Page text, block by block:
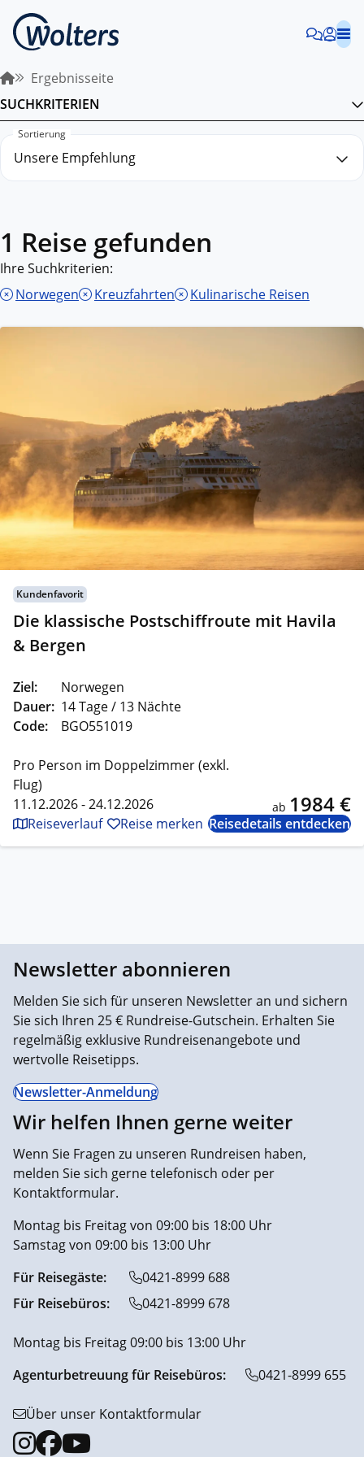
Ergebnisseite
SUCHKRITERIEN
Sortierung
1 Reise gefunden
Ihre Suchkriterien:
Norwegen
Kreuzfahrten Kulinarische Reisen
Kundenfavorit
Die klassische Postschiffroute mit Havila
& Bergen
Ziel:
Norwegen
Dauer: 14 Tage / 13 Nächte
Code:
BGO551019
Pro Person im Doppelzimmer (exkl.
Flug)
11.12.2026 - 24.12.2026
ab 1984 €
Reiseverlauf Reise merken Reisedetails entdecken
Newsletter abonnieren
Melden Sie sich für unseren Newsletter an und sichern
Sie sich Ihren 25 € Rundreise-Gutschein. Erhalten Sie
regelmäßig exklusive Rundreisenangebote und
wertvolle Reisetipps.
Newsletter-Anmeldung
Wir helfen Ihnen gerne weiter
Wenn Sie Fragen zu unseren Rundreisen haben,
melden Sie sich gerne telefonisch oder per
Kontaktformular.
Montag bis Freitag von 09:00 bis 18:00 Uhr
Samstag von 09:00 bis 13:00 Uhr
Für Reisegäste:
0421-8999 688
Für Reisebüros:
0421-8999 678
Montag bis Freitag 09:00 bis 13:00 Uhr
Agenturbetreuung für Reisebüros:
0421-8999 655
Über unser Kontaktformular